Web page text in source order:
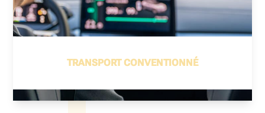
TRANSPORT CONVENTIONNÉ